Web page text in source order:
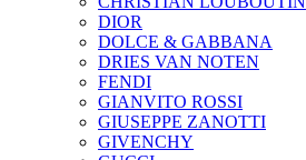
DIOR
DOLCE & GABBANA
DRIES VAN NOTEN
FENDI
GIANVITO ROSSI
GIUSEPPE ZANOTTI
GIVENCHY